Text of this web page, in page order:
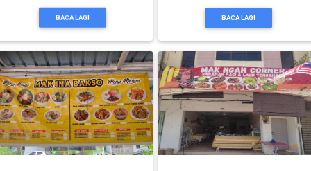
BACA LAGI BACA LAGI
MELAKA(53)
PENANG(2)
PERLIS(6)